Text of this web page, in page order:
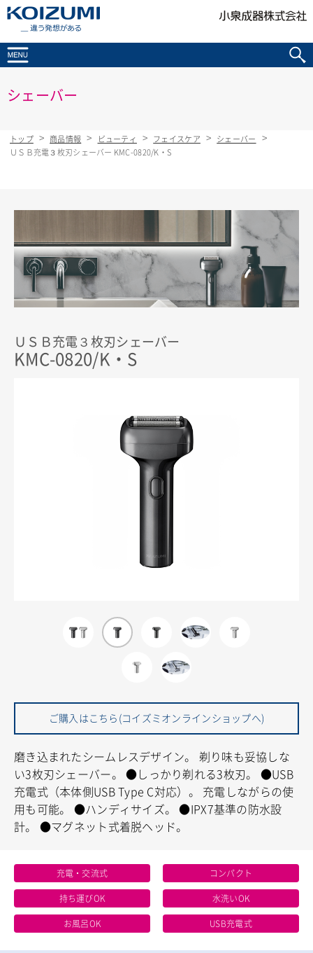
シェーバー
トップ 商品情報 ビューティ フェイスケア
シェーバー
ＵＳＢ充電３枚刃シェーバー KMC-0820/K・S
ＵＳＢ充電３枚刃シェーバー
KMC-0820/K・S
ご購入はこちら(コイズミオンラインショップへ)
磨き込まれたシームレスデザイン。
剃り味も妥協しな
い3枚刃シェーバー。
●しっかり剃れる3枚刃。
●USB
充電式（本体側USB Type C対応）。
充電しながらの使
用も可能。
●ハンディサイズ。
●IPX7基準の防水設
計。
●マグネット式着脱ヘッド。
充電・交流式 コンパクト
持ち運びOK 水洗いOK
お風呂OK USB充電式